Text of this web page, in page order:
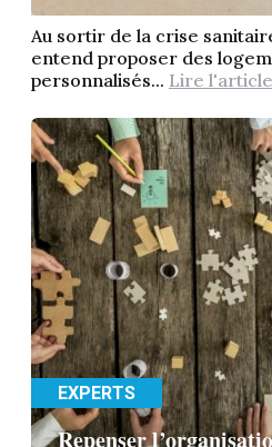
Au sortir de la crise
entend proposer des
personnalisés... Lire
EXPERTS
Repenser